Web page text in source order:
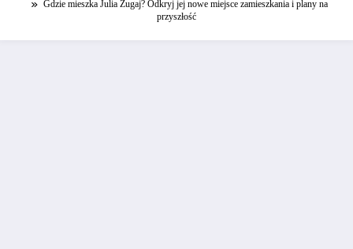
Gdzie mieszka Julia Żugaj? Odkryj jej nowe miejsce zamieszkania i plany na
przyszłość